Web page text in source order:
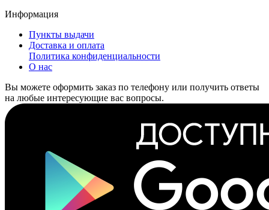
Информация
Пункты выдачи
Доставка и оплата
Политика конфиденциальности
О нас
Вы можете оформить заказ по телефону или получить ответы
на любые интересующие вас вопросы.